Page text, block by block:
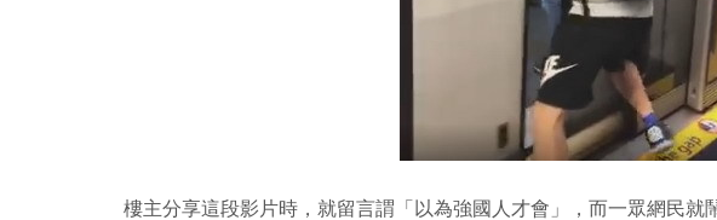
樓主分享這段影片時，就留言謂「以為強國人才會」，而一眾網民就